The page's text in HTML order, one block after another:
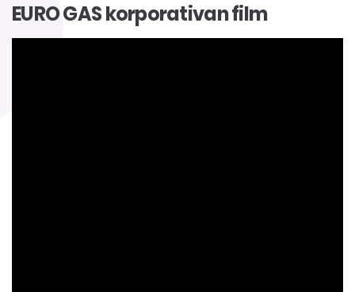
EURO GAS korporativan film